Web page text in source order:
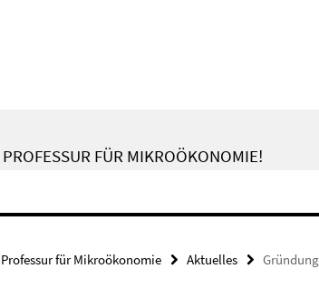
FÜR MIKROÖKONOMIE!
Professur für Mikroökonomie Aktuelles